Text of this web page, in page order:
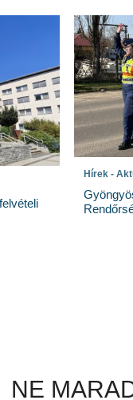
Hírek -
NE